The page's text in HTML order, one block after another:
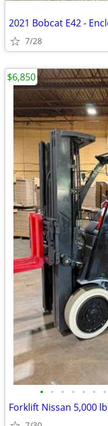
2021 Bobcat E42 -
7/28
• • • • • • •
Forklift Nissan 5,000
$6,850